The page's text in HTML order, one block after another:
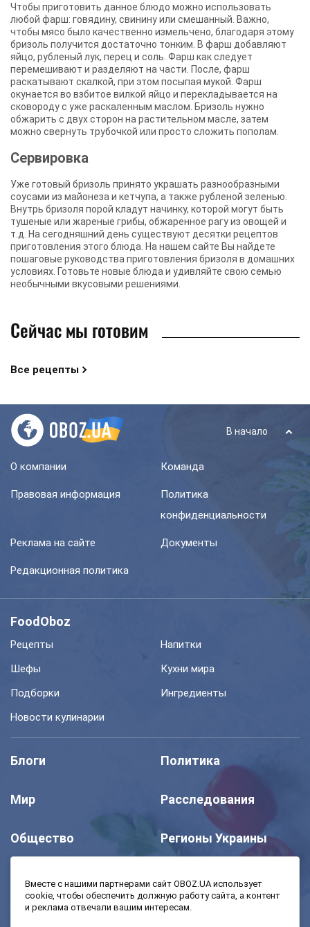
Чтобы приготовить данное блюдо можно использовать
любой фарш: говядину, свинину или смешанный. Важно,
чтобы мясо было качественно измельчено, благодаря этому
бризоль получится достаточно тонким. В фарш добавляют
яйцо, рубленый лук, перец и соль. Фарш как следует
перемешивают и разделяют на части. После, фарш
раскатывают скалкой, при этом посыпая мукой. Фарш
окунается во взбитое вилкой яйцо и перекладывается на
сковороду с уже раскаленным маслом. Бризоль нужно
обжарить с двух сторон на растительном масле, затем
можно свернуть трубочкой или просто сложить пополам.
Сервировка
Уже готовый бризоль принято украшать разнообразными
соусами из майонеза и кетчупа, а также рубленой зеленью.
Внутрь бризоля порой кладут начинку, которой могут быть
тушеные или жареные грибы, обжаренное рагу из овощей и
т.д. На сегодняшний день существуют десятки рецептов
приготовления этого блюда. На нашем сайте Вы найдете
пошаговые руководства приготовления бризоля в домашних
условиях. Готовьте новые блюда и удивляйте свою семью
необычными вкусовыми решениями.
Сейчас мы готовим
Все рецепты
В начало
О компании Команда
Правовая информация
Политика
конфиденциальности
Реклама на сайте Документы
Редакционная политика
FoodOboz
Рецепты
Напитки
Шефы
Кухни мира
Подборки
Ингредиенты
Новости кулинарии
Блоги Политика
Мир Расследования
Общество Регионы Украины
Моя школа Авто
Вместе с нашими партнерами сайт OBOZ.UA использует
cookie, чтобы обеспечить должную работу сайта, а контент
и реклама отвечали вашим интересам.